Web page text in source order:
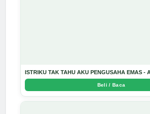
ISTRIKU TAK TAHU AKU PENGUSAHA EMAS -
Beli / Baca